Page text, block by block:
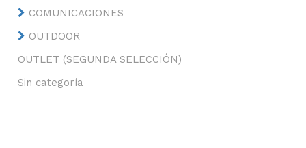
COMUNICACIONES
OUTDOOR
OUTLET (SEGUNDA SELECCIÓN)
Sin categoría